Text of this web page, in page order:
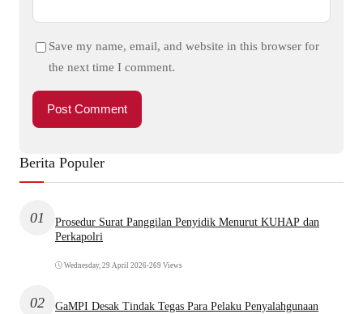
Save my name, email, and website in this browser for
the next time I comment.
Berita Populer
01
Prosedur Surat Panggilan Penyidik Menurut KUHAP dan
Perkapolri
Wednesday, 29 April 2026•269 Views
02
GaMPI Desak Tindak Tegas Para Pelaku Penyalahgunaan